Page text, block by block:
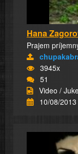
Hana
Prajem
3945x
51
Video /
10/08/2013